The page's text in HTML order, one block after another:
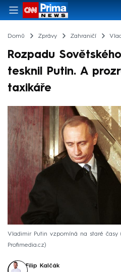
Domů Zprávy Zahraničí
Rozpadu
tesknil Putin. A
taxikáře
Vladimir Putin vzpomíná na staré časy
Profimedia.cz
Filip Kalčák